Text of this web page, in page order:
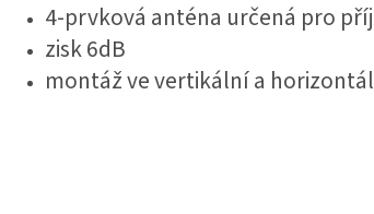
4-prvková anténa určená pro
zisk 6dB
montáž ve vertikální a